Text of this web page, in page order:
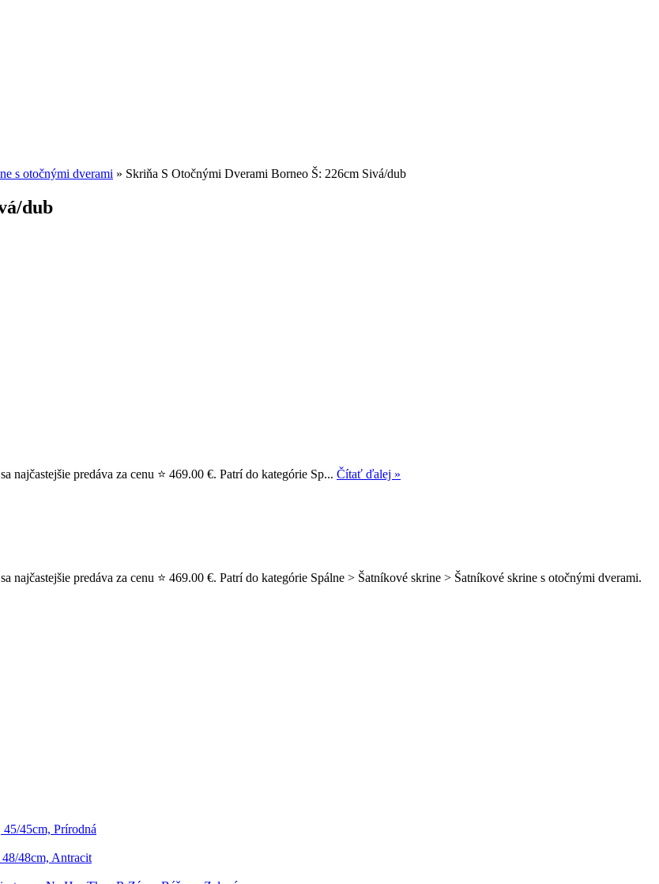
s otočnými dverami » Skriňa S Otočnými Dverami Borneo Š: 226cm Sivá/dub
dub
predáva za cenu ⭐ 469.00 €. Patrí do kategórie Sp... Čítať ďalej »
predáva za cenu ⭐ 469.00 €. Patrí do kategórie Spálne > Šatníkové skrine > Šatníkové skrine s otočnými dverami.
45cm, Prírodná
48cm, Antracit